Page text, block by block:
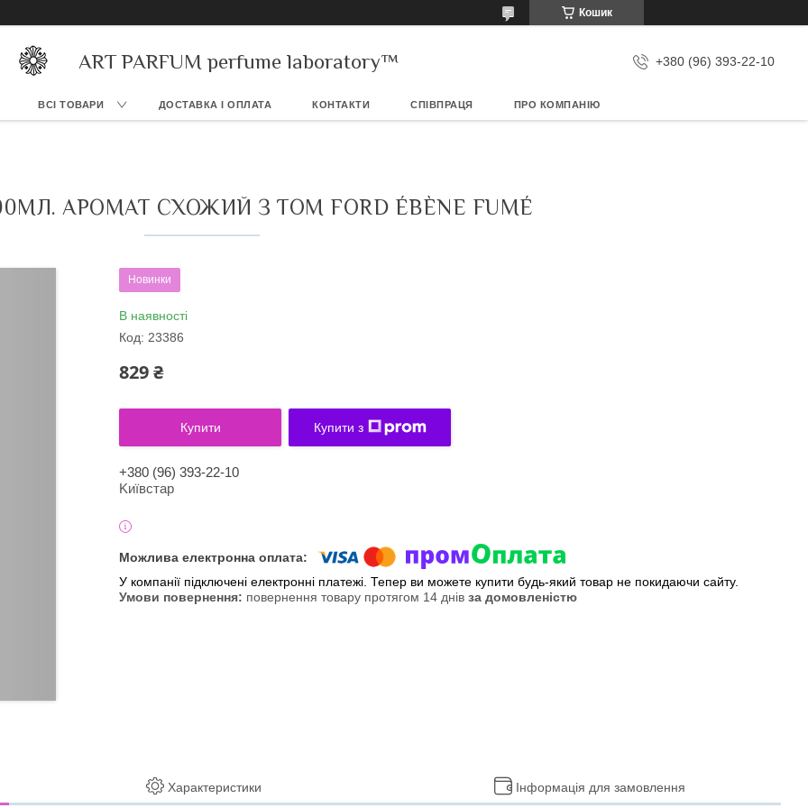
Кошик
ART PARFUM perfume laboratory™ +380 (96) 393-22-10
ВСІ ТОВАРИ ДОСТАВКА І ОПЛАТА КОНТАКТИ СПІВПРАЦЯ ПРО КОМПАНІЮ
АРОМАТ СХОЖИЙ З TOM FORD ÉBÈNE FUMÉ
Новинки
В наявності
Код: 23386
829 ₴
Купити Купити з
+380 (96) 393-22-10
Kиївcтaр
У компанії підключені електронні платежі. Тепер ви можете купити будь-який товар не покидаючи сайту.
повернення товару протягом 14 днів за домовленістю
Характеристики Інформація для замовлення